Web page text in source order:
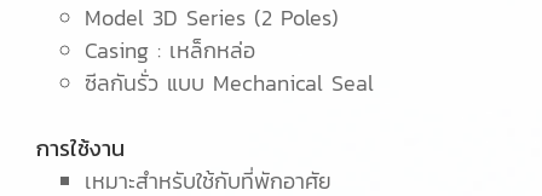
Model 3D Series (2 Poles)
Casing : เหล็กหล่อ
ซีลกันรั่ว แบบ Mechanical Seal
การใช้งาน
เหมาะสำหรับใช้กับที่พักอาศัย